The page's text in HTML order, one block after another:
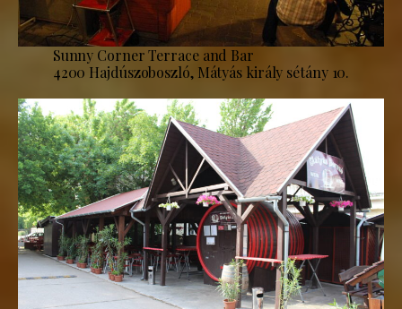
Sunny Corner Terrace and Bar
4200 Hajdúszoboszló, Mátyás király sétány 10.